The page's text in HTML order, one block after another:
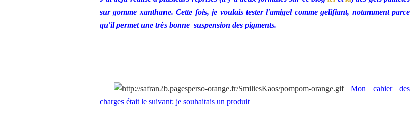
sur gomme xanthane. Cette fois, je voulais tester l'amigel comme gelifiant, notamment parce
qu'il permet une très bonne suspension des pigments.
Mon cahier des
charges était le suivant: je souhaitais un produit